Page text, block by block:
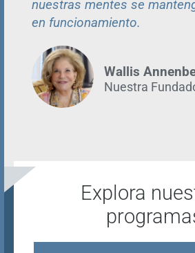
nuestras mentes se
en funcionamiento.
Wallis
Nuestra
Explora